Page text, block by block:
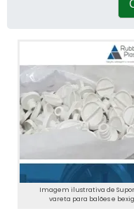
Imagem ilustrativa de
vareta para balões e